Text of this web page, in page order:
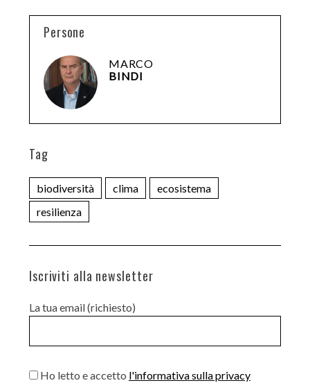
Persone
MARCO
BINDI
Tag
biodiversità clima
ecosistema
resilienza
Iscriviti alla newsletter
La tua email (richiesto)
Ho letto e accetto l'informativa sulla privacy